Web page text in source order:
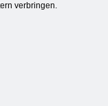
verbringen.